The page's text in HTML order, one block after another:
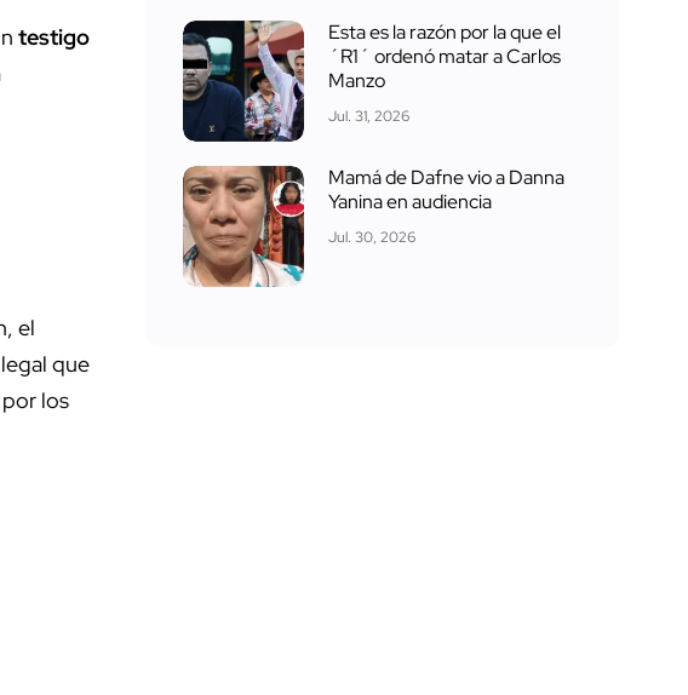
testigo
el
que
por los
Esta es la razón por la que el
´R1´ ordenó matar a Carlos
Manzo
Jul. 31, 2026
Mamá de Dafne vio a Danna
Yanina en audiencia
Jul. 30, 2026